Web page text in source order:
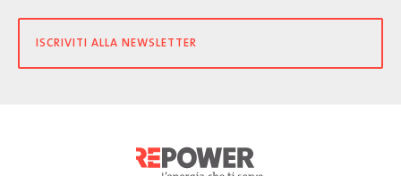
ISCRIVITI ALLA NEWSLETTER